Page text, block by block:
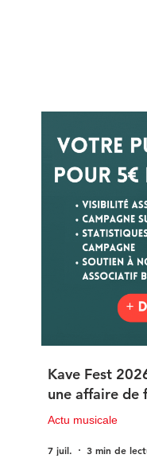
Kave Fest
une affaire de
Actu musicale
7 juil. 3 min de